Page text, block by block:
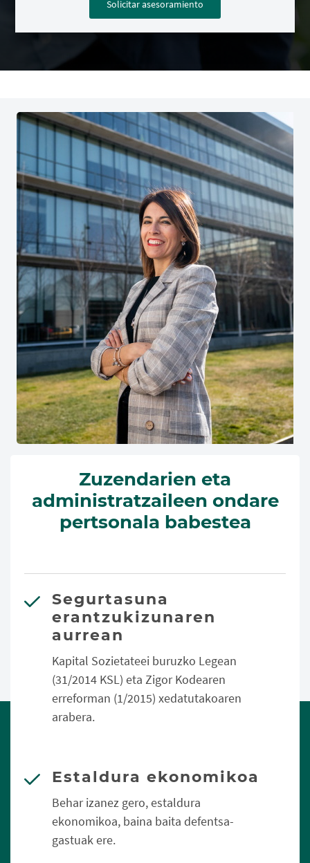
Solicitar asesoramiento
Zuzendarien eta
administratzaileen ondare
pertsonala babestea
Segurtasuna
erantzukizunaren
aurrean
Kapital Sozietateei buruzko Legean
(31/2014 KSL) eta Zigor Kodearen
erreforman (1/2015) xedatutakoaren
arabera.
Estaldura ekonomikoa
Behar izanez gero, estaldura
ekonomikoa, baina baita defentsa-
gastuak ere.